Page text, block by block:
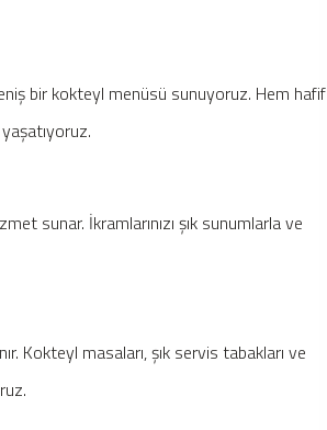
bir kokteyl menüsü sunuyoruz. Hem hafif
sunar. İkramlarınızı şık sunumlarla ve
Kokteyl masaları, şık servis tabakları ve